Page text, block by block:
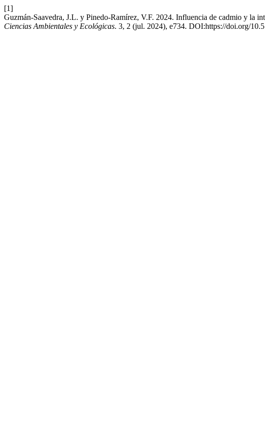
[1]
Guzmán-Saavedra, J.L. y Pinedo-Ramírez, V.F. 2024. Influencia de cadmio y la
Ciencias Ambientales y Ecológicas. 3, 2 (jul. 2024), e734. DOI:https://doi.org/